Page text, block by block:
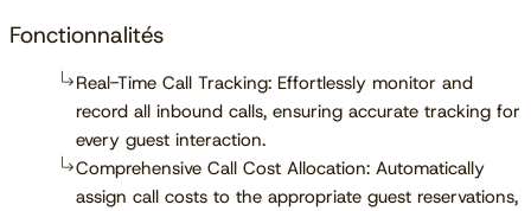
Fonctionnalités
Real-Time Call Tracking: Effortlessly monitor and
record all inbound calls, ensuring accurate tracking for
every guest interaction.
Comprehensive Call Cost Allocation: Automatically
assign call costs to the appropriate guest reservations,